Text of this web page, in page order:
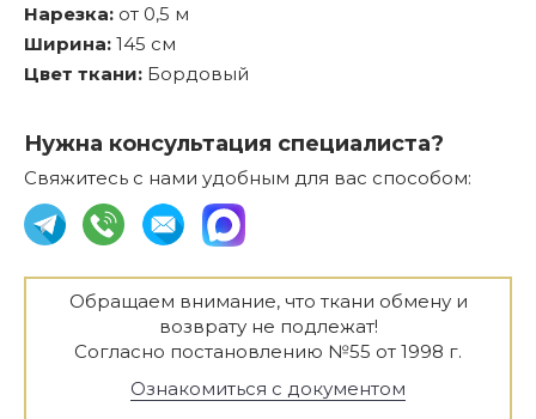
Нарезка: от 0,5 м
Ширина: 145 см
Цвет ткани: Бордовый
Нужна консультация специалиста?
Свяжитесь с нами удобным для вас способом:
Обращаем внимание, что ткани обмену и
возврату не подлежат!
Согласно постановлению №55 от 1998 г.
Ознакомиться с документом